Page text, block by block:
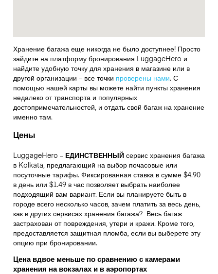
Хранение багажа еще никогда не было доступнее! Просто
зайдите на платформу бронирования LuggageHero и
найдите удобную точку для хранения в магазине или в
другой организации – все точки проверены нами. С
помощью нашей карты вы можете найти пункты хранения
недалеко от транспорта и популярных
достопримечательностей, и отдать свой багаж на хранение
именно там.
Цены
LuggageHero – ЕДИНСТВЕННЫЙсервис хранения багажа
в Kolkata, предлагающий на выбор почасовые или
посуточные тарифы. Фиксированная ставка в сумме $4.90
в день или $1.49 в час позволяет выбрать наиболее
подходящий вам вариант. Если вы планируете быть в
городе всего несколько часов, зачем платить за весь день,
как в других сервисах хранения багажа? Весь багаж
застрахован от повреждения, утери и кражи. Кроме того,
предоставляется защитная пломба, если вы выберете эту
опцию при бронировании.
Цена вдвое меньше по сравнению с камерами
хранения на вокзалах и в аэропортах